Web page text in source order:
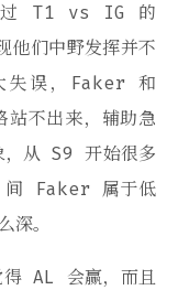
过 T1 vs IG 的
们中野发挥并不
失误，Faker 和
不出来，辅助急
，从 S9 开始很多
间 Faker 属于低
。
得 AL 会赢，而且